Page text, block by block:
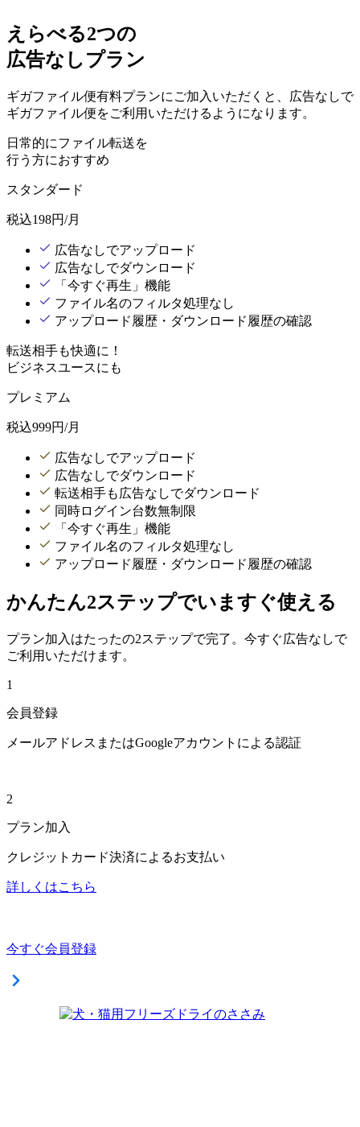
えらべる2つの
広告なしプラン
ギガファイル便有料プランにご加入いただくと、広告なしで
ギガファイル便をご利用いただけるようになります。
日常的にファイル転送を
行う方におすすめ
スタンダード
税込198円/月
広告なしでアップロード
広告なしでダウンロード
「今すぐ再生」機能
ファイル名のフィルタ処理なし
アップロード履歴・ダウンロード履歴の確認
転送相手も快適に！
ビジネスユースにも
プレミアム
税込999円/月
広告なしでアップロード
広告なしでダウンロード
転送相手も広告なしでダウンロード
同時ログイン台数無制限
「今すぐ再生」機能
ファイル名のフィルタ処理なし
アップロード履歴・ダウンロード履歴の確認
かんたん2ステップでいますぐ使える
プラン加入はたったの2ステップで完了。今すぐ広告なしで
ご利用いただけます。
1
会員登録
メールアドレスまたはGoogleアカウントによる認証
2
プラン加入
クレジットカード決済によるお支払い
詳しくはこちら
今すぐ会員登録